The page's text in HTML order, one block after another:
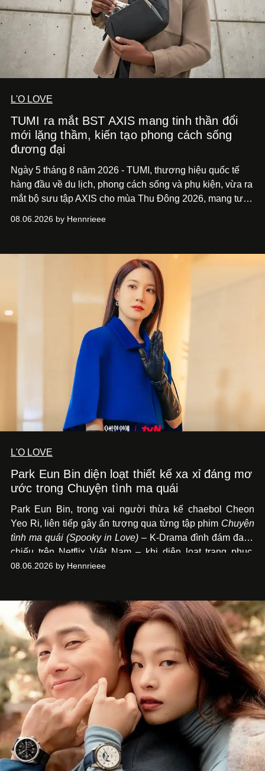
L'O LOVE
TUMI ra mắt BST AXIS mang tinh thần đổi
mới lặng thầm, kiến tạo phong cách sống
đương đại
Ngày 5 tháng 8 năm 2026 - TUMI, thương hiệu quốc tế
hàng đầu về du lịch, phong cách sống và phụ kiện, vừa ra
mắt bộ sưu tập AXIS cho mùa Thu Đông 2026, mang tư
và phong cách sống hiện đại bằng thiết kế sắc nét, chuẩn
08.06.2026 by Hennrieee
L'O LOVE
Park Eun Bin diện loạt thiết kế xa xỉ đáng mơ
ước trong Chuyện tình ma quái
Park Eun Bin, trong vai người thừa kế chaebol Cheon
Yeo Ri, liên tiếp gây ấn tượng qua từng tập phim Chuyện
tình ma quái (Spooky in Love) – K-Drama đình đám đang
chiếu trên Netflix Việt Nam – khi diện loạt trang phục,
đồng hồ & trang sức xa xỉ tương xứng với địa vị trên màn
08.06.2026 by Hennrieee